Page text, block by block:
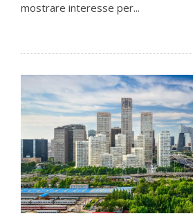
mostrare interesse per...